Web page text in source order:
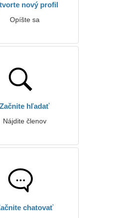
nový profil
Opíšte sa
Začnite hľadať
Nájdite členov
chatovať